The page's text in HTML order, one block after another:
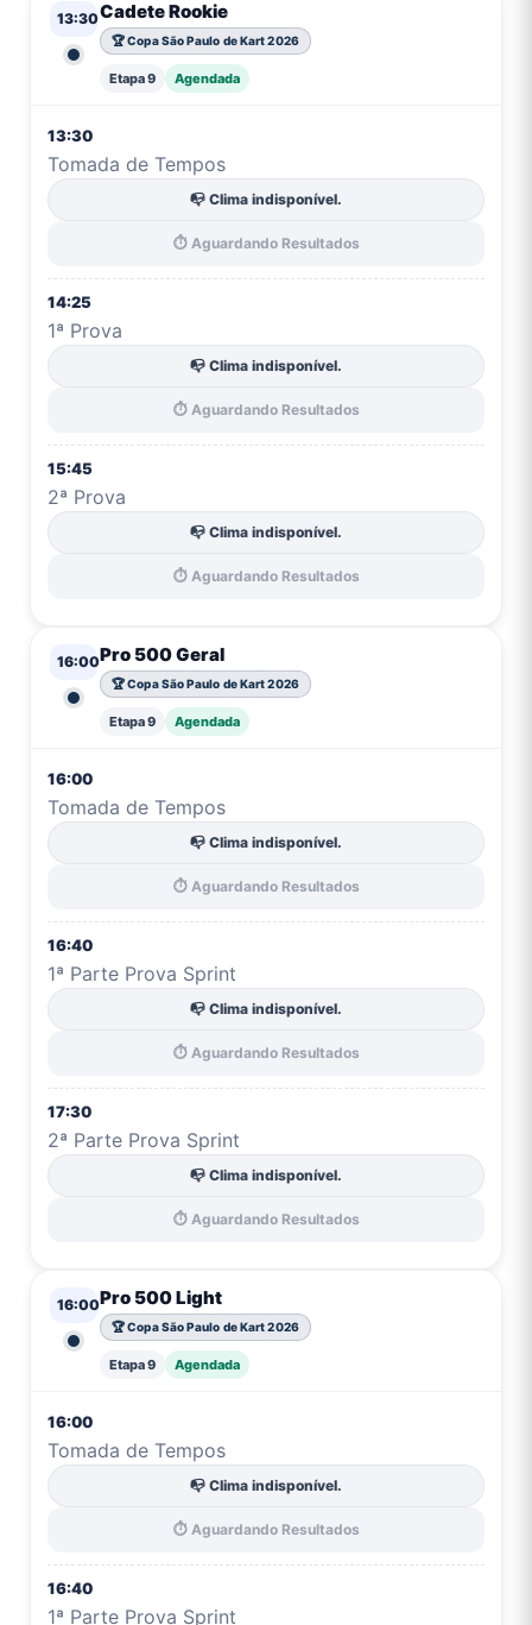
13:30Cadete Rookie
🏆 Copa São Paulo de Kart 2026
Etapa 9 Agendada
13:30
Tomada de Tempos
📭 Clima indisponível.
⏱️ Aguardando Resultados
14:25
1ª Prova
📭 Clima indisponível.
⏱️ Aguardando Resultados
15:45
2ª Prova
📭 Clima indisponível.
⏱️ Aguardando Resultados
16:00Pro 500 Geral
🏆 Copa São Paulo de Kart 2026
Etapa 9 Agendada
16:00
Tomada de Tempos
📭 Clima indisponível.
⏱️ Aguardando Resultados
16:40
1ª Parte Prova Sprint
📭 Clima indisponível.
⏱️ Aguardando Resultados
17:30
2ª Parte Prova Sprint
📭 Clima indisponível.
⏱️ Aguardando Resultados
16:00Pro 500 Light
🏆 Copa São Paulo de Kart 2026
Etapa 9 Agendada
16:00
Tomada de Tempos
📭 Clima indisponível.
⏱️ Aguardando Resultados
16:40
1ª Parte Prova Sprint